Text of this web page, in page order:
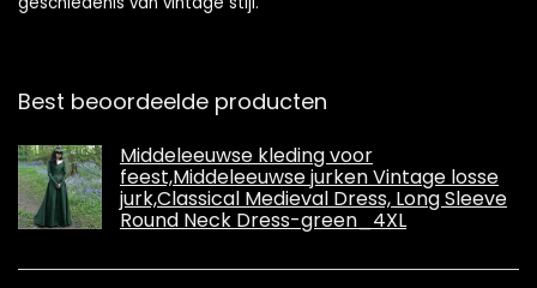
Best beoordeelde producten
Middeleeuwse kleding voor
feest,Middeleeuwse jurken Vintage losse
jurk,Classical Medieval Dress, Long Sleeve
Round Neck Dress-green_4XL